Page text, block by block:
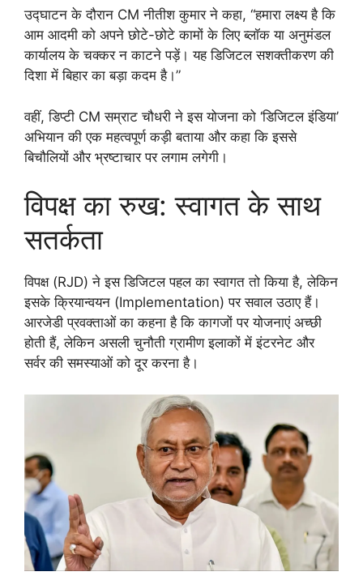
उद्घाटन के दौरान CM नीतीश कुमार ने कहा, “हमारा लक्ष्य है कि
आम आदमी को अपने छोटे-छोटे कामों के लिए ब्लॉक या अनुमंडल
कार्यालय के चक्कर न काटने पड़ें। यह डिजिटल सशक्तीकरण की
दिशा में बिहार का बड़ा कदम है।”
वहीं, डिप्टी CM सम्राट चौधरी ने इस योजना को ‘डिजिटल इंडिया’
अभियान की एक महत्वपूर्ण कड़ी बताया और कहा कि इससे
बिचौलियों और भ्रष्टाचार पर लगाम लगेगी।
विपक्ष का रुख: स्वागत के साथ
सतर्कता
विपक्ष (RJD) ने इस डिजिटल पहल का स्वागत तो किया है, लेकिन
इसके क्रियान्वयन (Implementation) पर सवाल उठाए हैं।
आरजेडी प्रवक्ताओं का कहना है कि कागजों पर योजनाएं अच्छी
होती हैं, लेकिन असली चुनौती ग्रामीण इलाकों में इंटरनेट और
सर्वर की समस्याओं को दूर करना है।